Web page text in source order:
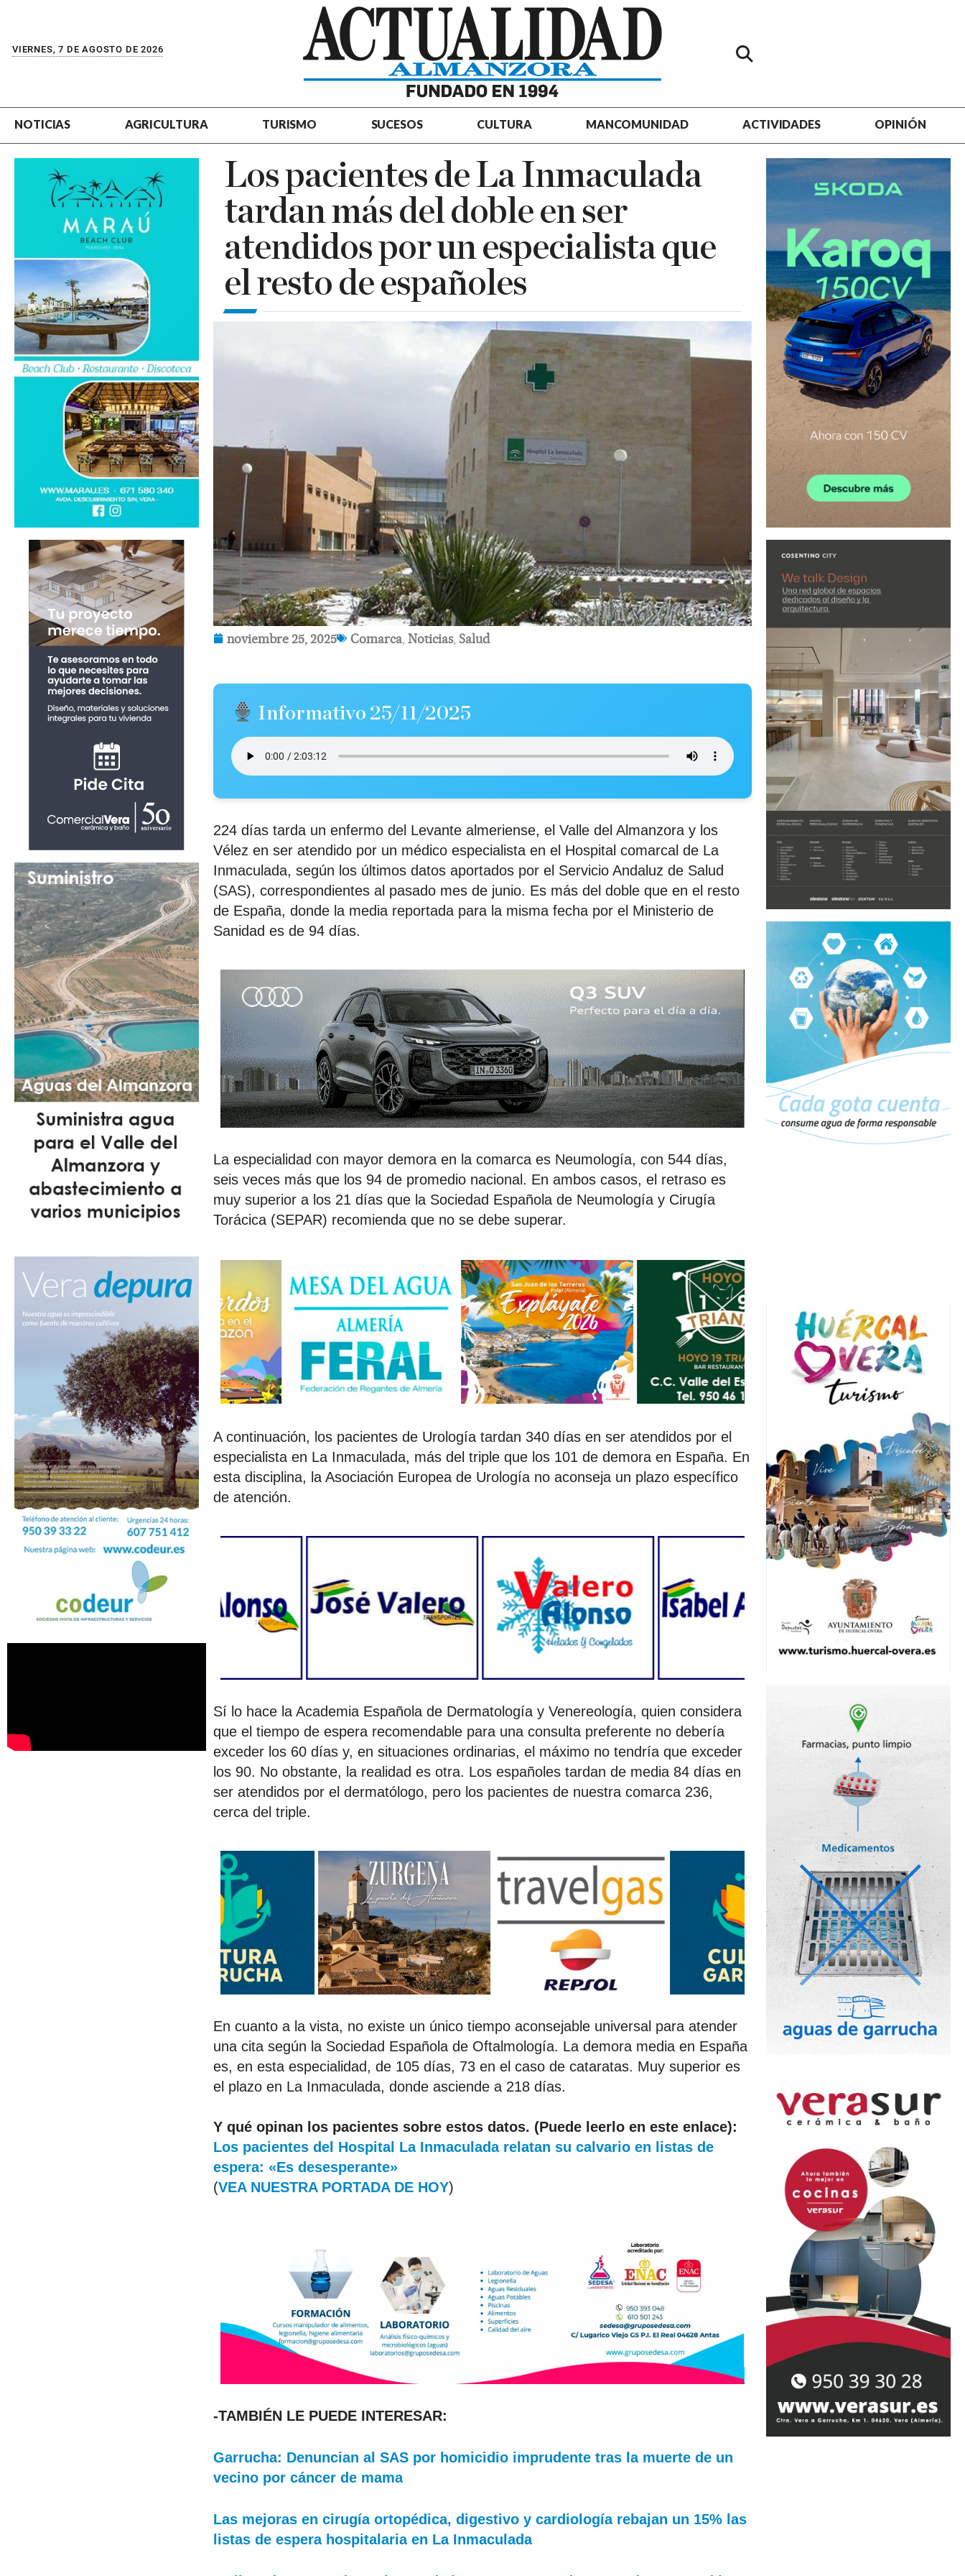
VIERNES, 7 DE AGOSTO DE 2026
NOTICIAS AGRICULTURA TURISMO SUCESOS CULTURA MANCOMUNIDAD ACTIVIDADES OPINIÓN
Los pacientes de La Inmaculada
tardan más del doble en ser
atendidos por un especialista que
el resto de españoles
noviembre 25, 2025 Comarca ,Noticias,Salud
Informativo 25/11/2025
224 días tarda un enfermo del Levante almeriense, el Valle del Almanzora y los
Vélez en ser atendido por un médico especialista en el Hospital comarcal de La
Inmaculada, según los últimos datos aportados por el Servicio Andaluz de Salud
(SAS), correspondientes al pasado mes de junio. Es más del doble que en el resto
de España, donde la media reportada para la misma fecha por el Ministerio de
Sanidad es de 94 días.
La especialidad con mayor demora en la comarca es Neumología, con 544 días,
seis veces más que los 94 de promedio nacional. En ambos casos, el retraso es
muy superior a los 21 días que la Sociedad Española de Neumología y Cirugía
Torácica (SEPAR) recomienda que no se debe superar.
A continuación, los pacientes de Urología tardan 340 días en ser atendidos por el
especialista en La Inmaculada, más del triple que los 101 de demora en España. En
esta disciplina, la Asociación Europea de Urología no aconseja un plazo específico
de atención.
Sí lo hace la Academia Española de Dermatología y Venereología, quien considera
que el tiempo de espera recomendable para una consulta preferente no debería
exceder los 60 días y, en situaciones ordinarias, el máximo no tendría que exceder
los 90. No obstante, la realidad es otra. Los españoles tardan de media 84 días en
ser atendidos por el dermatólogo, pero los pacientes de nuestra comarca 236,
cerca del triple.
En cuanto a la vista, no existe un único tiempo aconsejable universal para atender
una cita según la Sociedad Española de Oftalmología. La demora media en España
es, en esta especialidad, de 105 días, 73 en el caso de cataratas. Muy superior es
el plazo en La Inmaculada, donde asciende a 218 días.
Y qué opinan los pacientes sobre estos datos. (Puede leerlo en este enlace):
Los pacientes del Hospital La Inmaculada relatan su calvario en listas de
espera: «Es desesperante»
(VEA NUESTRA PORTADA DE HOY)
-TAMBIÉN LE PUEDE INTERESAR:
Garrucha: Denuncian al SAS por homicidio imprudente tras la muerte de un
vecino por cáncer de mama
Las mejoras en cirugía ortopédica, digestivo y cardiología rebajan un 15% las
listas de espera hospitalaria en La Inmaculada